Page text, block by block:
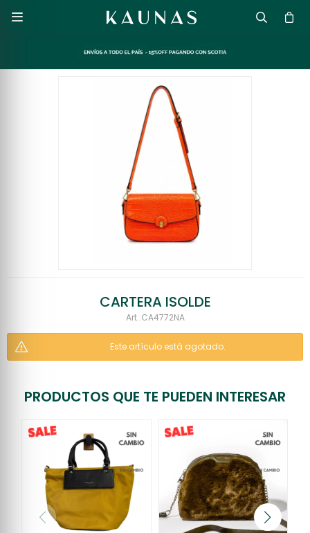

CARTERA ISOLDE
CA4772NA
Este artículo está agotado.
PRODUCTOS QUE TE PUEDEN INTERESAR